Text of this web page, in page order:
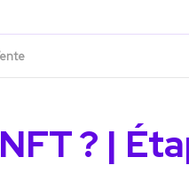
? |